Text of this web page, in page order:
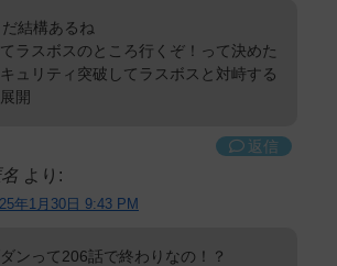
結構あるね
ラスボスのところ行くぞ！って決めた
ュリティ突破してラスボスと対峙する
開
返信
より:
年1月30日 9:43 PM
ンって206話で終わりなの！？